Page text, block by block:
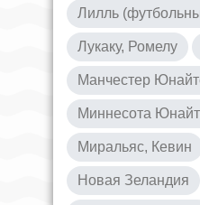
Лилль
Лукаку, Ромелу
Манчестер
Миннесота
Миральяс, Кевин
Новая Зеландия